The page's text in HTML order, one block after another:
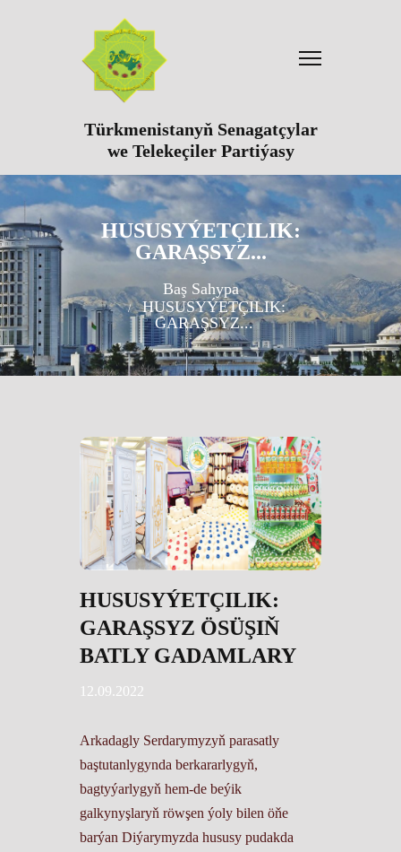
Türkmenistanyň Senagatçylar
we Telekeçiler Partiýasy
HUSUSYÝETÇILIK:
GARAŞSYZ...
Baş Sahypa
HUSUSYÝETÇILIK:
GARAŞSYZ...
HUSUSYÝETÇILIK:
GARAŞSYZ ÖSÜŞIŇ
BATLY GADAMLARY
12.09.2022
Arkadagly Serdarymyzyň parasatly baştutanlygynda berkararlygyň, bagtyýarlygyň hem-de beýik galkynyşlaryň röwşen ýoly bilen öňe barýan Diýarymyzda hususy pudakda gazanylýan üstünlikler mukaddes Garaşsyzlygymyzyň şanly 31 ýyllygyna mynasyp sowgatdyr. Türkmen telekeçileri bu uly toýa önümçilik desgalaryny, «Rowaç» kottejler toplumyny, ak mekdepleri, ýaşaýyş jaýlaryny ulanmaga bermek, Senagatçylar we telekeçiler birleşmesiniň täze ýokary okuw mekdebiniň binasynyň düýbüni tutmak ýaly asylly işler, ýaşlar telekeçiligini goldamak, täze senagat zolagyny döretmek ýaly döwletli başlangyçlar bilen barýar. Gahryman Arkadagymyzyň «Garaşsyzlyk-bagtymyz» atly kitabynda: «Garaşsyz döwletli bolmak arzuwy ençeme asyrlap halkymyzyň ýüreginde ýaşady. Döwrümiziň bagtyýar nesilleri hasyl bolan arzuwlary berkidýän nesiller hökmünde uly jogapkärçiligi egne alýarlar, hut şunuň bilenem olar tükeniksiz mertebäniň, at-abraýyň eýeleridir. Olar özbaşdak döwletli bolmagyň nähili uly bagtdygyny, şol bir wagtyň özünde nähili uly borçdugyny, döwleti berkitmegiň öz ykballaryna düşen mukaddes paýdygyny her ädimde duýmalydyrlar. Bu, hakykatdan hem, nesillere ykbalyň taýsyz peşgeşidir, mukaddes paýydyr» diýmek bilen, mukaddes Garaşsyzlygymyzyň gadyr-gymmatyny belent ruhda, örän düýpli beýan edýär. Garaşsyzlyk ýyllarynda ykdysadyýetiň depginli ösüşiniň möhüm şerti bolan telekeçilik başlangyçlarynyň goldanylmagy we işewürligiň höweslendirilmegi hususy pudagyň rowaçlanmagyna badalga berdi. Ykdysadyýeti diwersifikasiýa ýoly bilen ösdürmekde telekeçilik ulgamyna, hususan-da, isleg bildirilýän daşary ýurt harytlarynyň ornuny tutýan we eksporta niýetlenen önümleriň öndürilmegine aýratyn ähmiýet berildi. Geçen gysga döwürde döwletimizde kiçi we orta telekeçilige goldaw bermegiň täze hukuk esaslary döredildi. «Kiçi we orta telekeçiligi goldamak hakynda» Türkmenistanyň Kanuny kabul edildi. 2018-nji ýylda «Türkmenistanyň kiçi we orta telekeçiligi goldamagyň 2018-2024-nji ýyllar üçin Döwlet maksatnamasy» kabul edilip, häzirki wagtda ol üstünlikli durmuşa geçirilýär. Ykdysadyýetini bazar gatnaşyklary ýörelgesinde guraýan Türkmenistanda halk hojalyk toplumynyň bu bölegini netijeli, sazlaşykly ösdürmek üçin amatly ykdysady, maliýe we durmuş şertleri döredildi. Ol salgyt ulgamyny kämilleşdirmekde, eksport-import amallaryny geçirmegi ýönekeýleşdirmekde, ýeňillikli karzlaşdyrmakda öz beýanyny tapýar. Türkmenistan Garaşsyzlygyny gazanandan soňra ykdysadyýetiň döwlete degişli bolmadyk ulgamlaryny ösdürmek ýoly bilen milli ykdysadyýetiň berk esasyny döretmegi; kiçi we orta telekeçiligiň önümçilik, innowasion we maýa goýum işjeňligini ýokarlandyrmagy; döwlete degişli bolmadyk bölegiň döwletiň jemi içerki önümdäki paýyny, telekeçiligiň döwletiň daşarky söwda dolanyşygyndaky paýyny artdyrmagy; bilelikdäki we daşary ýurt kärhanalarynyň giň gerimli ösüşini üpjün etmegi kiçi we orta telekeçiligi, hususy bölegiň ösüşini goldamak boýunça syýasatynyň esasy maksatlary hökmünde kesgitledi. Kiçi we orta telekeçiligiň ösüşiniň artykmaçlygy, oňa döwletiň goldawynyň toplumlaýynlygy, aýdyňlygy, açyklygy, döwlet goldawynyň kiçi we orta telekeçiligiň şahslary üçin elýeterliligi, telekeçilik işiniň erkinliginiň kepillendirilmesini, kiçi we orta telekeçiligiň şahslarynyň eýeçilik hukugynyň goragyny üpjün etmek bu syýasatyň esasy ýörelgeleridir. Hususy ulgamda senagat toplumynda daşary ýurtlardan getirilýän harytlaryň ornuny tutýan önümleri öndürýän kärhanalaryň döredilmegine aýratyn üns berilýär. Senagatçylar we telekeçiler birleşmesiniň we partiýasynyň agzalarynyň işjeň gatnaşmagynda ýurdumyzda elektron senagaty ösdürilýär, innowasion tehnologiýalara esaslanan ugurdaş edaralar döredilýär. Bularyň hemmesi degişli ugurda importyň möçberini azaltmaga hem-de ilaty isleg bildirilýän harytlar bilen elýeterli bahalardan üpjün etmäge mümkinçilik berýär. Türkmenistanyň Senagatçylar we telekeçiler birleşmesiniň Ahal welaýatynyň Ak bugdaý etrabynyň çäginde ýerleşýän senagat zolagynda gazanylýan üstünlikler ýurdumyzda hususyýetçiligi ösdürmek boýunça amala aşyrylýan özgertmeleriň rowaçlanýandygynyň nyşanydyr. 260 gektardan gowrak meýdany tutýan senagat zolagynda gysga döwürde türkmen telekeçileriniň yhlasy bilen döwrebap önümçiliklerdir hyzmatlaryň ösen merkezi kemala geldi. Bu ýerde döwrebap senagat kärhanalarynyň onlarçasy hereket edýär. Senagat zolagynda ýerli gurluşyk bazaryny ýokary hilli senagat harytlarynyň zerur bolan möçberi bilen üpjün etmekde giň gerimli işler durmuşa geçirilýär. Hormatly Prezidentimiz Serdar Berdimuhamedow şu ýylyň 2-nji sentýabrynda sanly ulgam arkaly geçiren Ministrler Kabinetiniň nobatdaky mejlisinde telekeçiligi ösdürmek üçin şertleri döretmek babatda amala aşyrylýan işler barada hasabaty diňledi. «Türkmenistanyň Prezidentiniň ýurdumyzy 2022-2028-nji ýyllarda durmuşykdysady taýdan ösdürmegiň Maksatnamasyna» laýyklykda, Senagatçylar we telekeçiler birleşmesiniň agzalary tarapyndan önümçilik maksatly desgalaryň gurulmagy netijesinde milli ykdysadyýetimizde hususy ulgamyň tutýan orny yzygiderli artýar. Şu maksatnamada ykdysady zolaklary döretmek boýunça bellenen wezipeleri ýerine ýetirmek maksady bilen, döwlet Baştutanymyzyň garamagyna Ahal welaýatynyň Ak bugdaý etrabynda hereket edýän senagat zolagynyň golaýynda täze senagat zolagyny döretmek baradaky teklip hödürlenildi. Bu senagat zolagynda daşary ýurtlardan getirilýän harytlaryň ornuny tutýan we eksporta gönükdirilen önümleri öndürýän kärhanalary döretmek göz öňünde tutulýar. Bu ugurda kesgitlenen işleriň amala aşyrylmagy milli ykdysadyýetimizi diwersifikasiýa ýoly bilen ösdürmäge, hususy ulgamyň işjeň­ligini ýokarlandyrmaga, içerki we daşary ýurt maýa goýumlaryny çekmäge, milli ykdysadyýetimizde hususy pudagyň tutýan ornuny artdyrmaga ýardam eder. Senagat zolagynda ýokary tehnologiýaly döwrebap kärhanalaryň işe girizilmegi bilen, onuň eksport kuwwatyny artdyrmak üçin mümkinçilikler dörediler. Ýurdumyzda daşary ýurtlardan getirilýän harytlaryň ornuny tutýan önümleriň öndürilmegi importyň möçberlerini azaltmaga mümkinçilik berer. Şunuň bilen birlikde täze kärhanalaryň işe girizilmegi 10 müň­den gowrak iş ornuny döretmäge ýardam eder. Hormatly Prezidentimiz milli ykdysadyýetimizi senagatlaşdyrmakda hem-de dünýä bazarlarynda bäsdeşlige ukyply önümleri öndürmekde hususy ulgama möhüm ornuň degişlidigini belleýär, kiçi we orta telekeçiligi goldamak boýunça döwlet tarapyndan geçirilýän çäreleriň ýurdumyzda telekeçilik işini işjeň­leşdirmek arkaly ykdysady we durmuş taýdan ösüşiň ýokary depginlerini üpjün etmäge gönükdirilendigini nygtaýar. «Berkarar döwletiň täze eýýamynyň Galkynyşy: Türkmenistany 2022-2052-nji ýyllarda durmuş-ykdysady taýdan ösdürmegiň Milli maksatnamasynda» hem hususy pudagyň işine döwlet tarapyndan yzygiderli goldaw bermek wezipelerine aýratyn orun berilýär. Bu işleriň aýdyň mysaly hökmünde bellesek, hormatly Prezidentimiz Serdar Berdimuhamedowyň degişli çözgüdi esasynda ýurdumyzda öndürilýän harytlaryň gerimini has-da artdyrmak maksady bilen 150 million amerikan dollary möçberinde pul serişdesi bölünip berildi. Şeýle hem ýurdumyzda azyk howpsuzlygyny has-da berkitmek maksady bilen, daşary ýurtlardan azyk harytlaryny satyn almak üçin, ýene-de 150 million amerikan dollary möçberinde pul serişdesi bölünip berildi. Şeýle goldawlar milli ykdysadyýetde hususy pudagyň eýeleýän ornunyň has-da gi­ňemeginde, bazar ykdysadyýetine geçmekde netijeli ädimlerdir. Şu ýylyň 12-nji aprelinde Aşgabatda Senagatçylar we telekeçiler birleşmesiniň döredilmeginiň 14 ýyllygy mynasybetli açylan sergide ýerli kärhanalaryň we daşary ýurtly hyzmatdaşlaryň arasynda söwda boýunça ikitaraplaýyn şertnamalaryň ençemesi baglaşyldy. Olar, esasan, dürli azyk önümleriniň we önümçilikde ulanylýan serişdeleriň söwdasyna degişlidir. Ekologik taýdan arassa ýokary netijeli önümçilikleriň döredilmegine, ähli pudaklarda sanly ulgamlaryň we täze tehnologiýalaryň ornaşdyrylmagyna uly üns berilýär. Halkyň sarp edýän harytlaryny öndürmegiň möçberini, ýe­ňil we azyk senagatynyň önümçilik kuwwatyny artdyrmak bilen bir hatarda hyzmatlar hem-de söwda ulgamyny ösdürmäge uly möçberde maýa serişdeleri gönükdirilýär. Türkmen telekeçileri ykdysadyýetiň täze pudaklarynda, şol sanda ýurdumyzyň mineral-çig mal baýlyklaryny işläp taýýarlamakda geljegi uly taslamalary durmuşa geçirýärler. «Döwlet-hususy hyzmatdaşlygy hakynda» Türkmenistanyň Kanunyna laýyklykda, bu ugurda döwlet kärhanalary bilen kiçi we orta telekeçiligiň wekilleriniň hyzmatdaşlygy ösdürilýär. Telekeçilik ähli sebitlerde ösdürilip, bu ulgam giň möçberli taslamalary durmuşa geçirmäge hem-de ilatyň iş bilen üpjünçiligi boýunça wezipeleri çözmäge işjeň gatnaşýar. Hormatly Prezidentimiziň ynamy we goldawlary bilen hususy gurluşyk kärhanalarymyz senagat, durmuş, medeni maksatly desgalaryň köp sanlysyny gurýarlar, şäherlerimizi hem-de obalarymyzy abadanlaşdyrmaga işjeň gatnaşýarlar. Telekeçilikde ýaşlary goldamaga, olaryň hünär kämilligini gazanmaga uly üns berilýär. Şu ýylyň 19-njy iýulynda Aşgabat şäheriniň Görogly köçesiniň ugrunda Türkmenistanyň Senagatçylar we telekeçiler birleşmesiniň ýokary okuw mekdebiniň binasynyň düýbi tutuldy. Täze bilim ojagynyň tutýan umumy meýdany 8 gektara barabar bolup, onuň çäginde 9 gatly esasy bina, 6 gatly okuw binalarynyň 4-si, hersi 300 orunlyk umumy ýaşaýyş jaýlarynyň 2-si, kitaphana, naharhana, ýapyk we açyk sport desgalary, 1000 orunlyk mejlisler zaly, kömekçi desgalar bolar. Onuň gurluşygynda innowasion we sanly tehnologiýalar işjeň ulanylar. Okuw otaglary hem-de tejribehanalary döwrebap kompýuterlerdir enjamlar, şol sanda häzirki zaman bilim tehnologiýalary, multimedia we lingafon enjamlary bilen üpjün ediler. Täze ýokary okuw mekdebiniň okuw maksatnamalarynda häzirki döwrüň talabyna laýyk döwrebap başarnyklar, telekeçiligiň hukuk esaslary, işewürlik ýörelgeleri, sanly tehnologiýalar eýýamynyň möhüm bilimleri ýaşlara öwrediler. Hormatly Prezidentimiz 1-nji sentýabrda Türkmenistanyň Magtymguly adyndaky Ýaşlar guramasynyň VII gurultaýyndaky çykyşynda: «